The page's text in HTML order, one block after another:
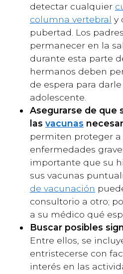
detectar cualquier
columna vertebral y
pubertad. Los
permanecer en la
durante esta parte
hermanos deben
de espera para
adolescente.
Asegurarse de que
las vacunas
permiten proteger a
enfermedades
importante que su
sus vacunas
de vacunación
consultorio a otro;
a su médico qué
Buscar posibles
Entre ellos, se
entristecerse con
interés en las